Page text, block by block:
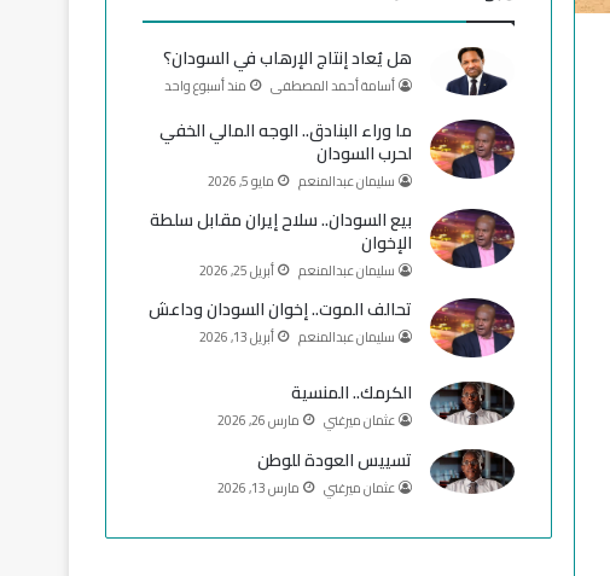
و
ك
T
u
b
e
ق
ر
ا
م
هل يُعاد إنتاج الإرهاب في السودان؟
أسامة أحمد المصطفى منذ أسبوع واحد
ما وراء البنادق.. الوجه المالي الخفي
لحرب السودان
سليمان عبدالمنعم مايو 5, 2026
بيع السودان.. سلاح إيران مقابل سلطة
الإخوان
سليمان عبدالمنعم أبريل 25, 2026
تحالف الموت.. إخوان السودان وداعش
سليمان عبدالمنعم أبريل 13, 2026
الكرمك.. المنسية
عثمان ميرغني مارس 26, 2026
تسييس العودة للوطن
عثمان ميرغني مارس 13, 2026